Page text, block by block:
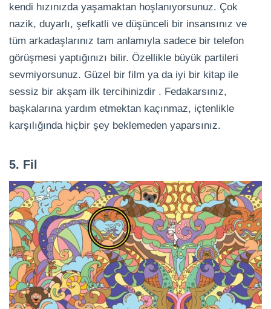
kendi hızınızda yaşamaktan hoşlanıyorsunuz. Çok
nazik, duyarlı, şefkatli ve düşünceli bir insansınız ve
tüm arkadaşlarınız tam anlamıyla sadece bir telefon
görüşmesi yaptığınızı bilir. Özellikle büyük partileri
sevmiyorsunuz. Güzel bir film ya da iyi bir kitap ile
sessiz bir akşam ilk tercihinizdir . Fedakarsınız,
başkalarına yardım etmektan kaçınmaz, içtenlikle
karşılığında hiçbir şey beklemeden yaparsınız.
5. Fil